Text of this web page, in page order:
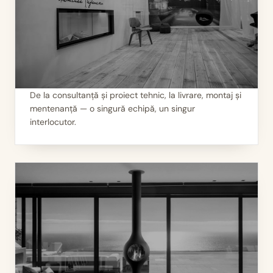
II
Servicii 360°
De la consultanță și proiect tehnic, la livrare, montaj și
mentenanță — o singură echipă, un singur
interlocutor.